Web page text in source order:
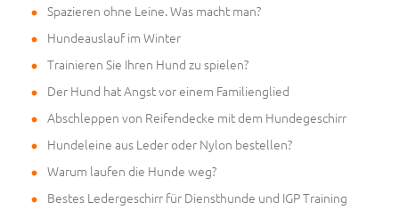
Spazieren ohne Leine. Was macht man?
Hundeauslauf im Winter
Trainieren Sie Ihren Hund zu spielen?
Der Hund hat Angst vor einem Familienglied
Abschleppen von Reifendecke mit dem Hundegeschirr
Hundeleine aus Leder oder Nylon bestellen?
Warum laufen die Hunde weg?
Bestes Ledergeschirr für Diensthunde und IGP Training